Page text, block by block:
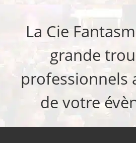
La Cie
grande
professionnels
de votre